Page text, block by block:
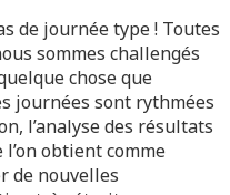
de journée type ! Toutes
sommes challengés
chose que
journées sont rythmées
l’analyse des résultats
obtient comme
de nouvelles